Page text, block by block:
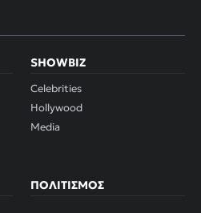
SHOWBIZ
Celebrities
Hollywood
Media
ΠΟΛΙΤΙΣΜΌΣ